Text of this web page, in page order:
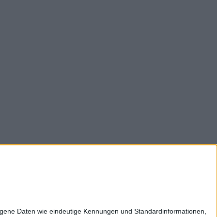
Daten wie eindeutige Kennungen und Standardinformationen,